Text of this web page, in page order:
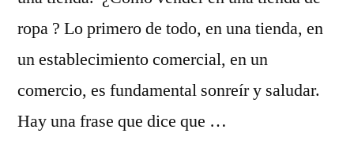
ropa ? Lo primero de todo, en una tienda, en
un establecimiento comercial, en un
comercio, es fundamental sonreír y saludar.
Hay una frase que dice que …